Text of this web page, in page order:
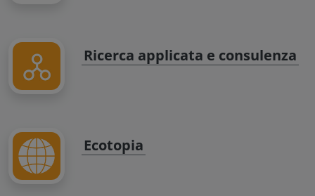
Ricerca applicata e consulenza
Ecotopia